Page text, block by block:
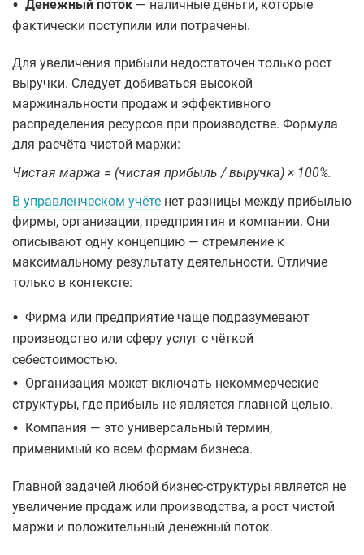
• Денежный поток — наличные деньги, которые
фактически поступили или потрачены.
Для увеличения прибыли недостаточен только рост
выручки. Следует добиваться высокой
маржинальности продаж и эффективного
распределения ресурсов при производстве. Формула
для расчёта чистой маржи:
Чистая маржа = (чистая прибыль / выручка) × 100%.
В управленческом учёте нет разницы между прибылью
фирмы, организации, предприятия и компании. Они
описывают одну концепцию — стремление к
максимальному результату деятельности. Отличие
только в контексте:
• Фирма или предприятие чаще подразумевают
производство или сферу услуг с чёткой
себестоимостью.
• Организация может включать некоммерческие
структуры, где прибыль не является главной целью.
•
Компания — это универсальный термин,
применимый ко всем формам бизнеса.
Главной задачей любой бизнес-структуры является не
увеличение продаж или производства, а рост чистой
маржи и положительный денежный поток.